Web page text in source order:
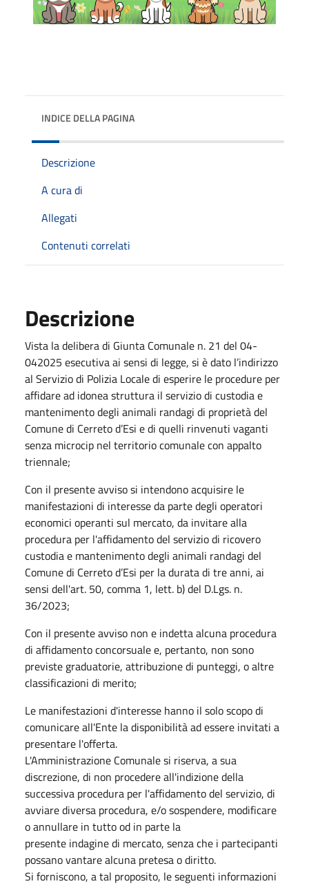
INDICE DELLA PAGINA
Descrizione
A cura di
Allegati
Contenuti correlati
Descrizione
Vista la delibera di Giunta Comunale n. 21 del 04-
042025 esecutiva ai sensi di legge, si è dato l’indirizzo
al Servizio di Polizia Locale di esperire le procedure per
affidare ad idonea struttura il servizio di custodia e
mantenimento degli animali randagi di proprietà del
Comune di Cerreto d’Esi e di quelli rinvenuti vaganti
senza microcip nel territorio comunale con appalto
triennale;
Con il presente avviso si intendono acquisire le
manifestazioni di interesse da parte degli operatori
economici operanti sul mercato, da invitare alla
procedura per l'affidamento del servizio di ricovero
custodia e mantenimento degli animali randagi del
Comune di Cerreto d’Esi per la durata di tre anni, ai
sensi dell'art. 50, comma 1, lett. b) del D.Lgs. n.
36/2023;
Con il presente avviso non e indetta alcuna procedura
di affidamento concorsuale e, pertanto, non sono
previste graduatorie, attribuzione di punteggi, o altre
classificazioni di merito;
Le manifestazioni d'interesse hanno il solo scopo di
comunicare all'Ente la disponibilità ad essere invitati a
presentare l'offerta.
L'Amministrazione Comunale si riserva, a sua
discrezione, di non procedere all'indizione della
successiva procedura per l'affidamento del servizio, di
avviare diversa procedura, e/o sospendere, modificare
o annullare in tutto od in parte la
presente indagine di mercato, senza che i partecipanti
possano vantare alcuna pretesa o diritto.
Si forniscono, a tal proposito, le seguenti informazioni